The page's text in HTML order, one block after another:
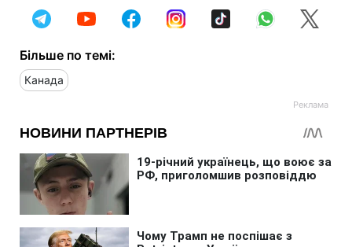
Більше по темі:
Канада